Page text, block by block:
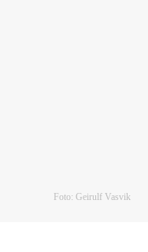
Foto: Geirulf Vasvik